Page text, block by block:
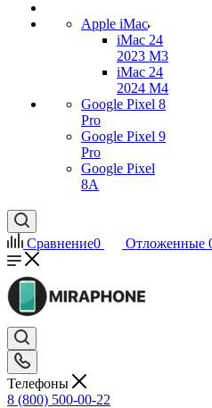
Apple iMac
iMac 24
2023 M3
iMac 24
2024 M4
Google Pixel 8
Pro
Google Pixel 9
Pro
Google Pixel
8A
Сравнение0 Отложенные
Телефоны
8 (800) 500-00-22